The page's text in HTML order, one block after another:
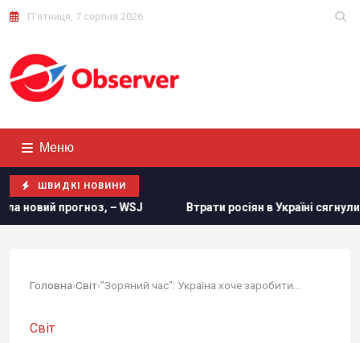
П'ятниця, 7 серпня 2026
Меню
ШВИДКІ НОВИНИ
Втрати росіян в Україні сягнули нової психологічної
Головна›Світ›
Світ